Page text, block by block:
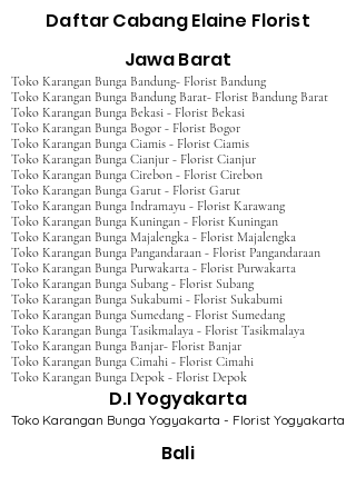
Daftar Cabang Elaine Florist
Jawa Barat
Toko Karangan Bunga Bandung- Florist Bandung
Toko Karangan Bunga Bandung Barat- Florist Bandung Barat
Toko Karangan Bunga Bekasi - Florist Bekasi
Toko Karangan Bunga Bogor - Florist Bogor
Toko Karangan Bunga Ciamis - Florist Ciamis
Toko Karangan Bunga Cianjur - Florist Cianjur
Toko Karangan Bunga Cirebon - Florist Cirebon
Toko Karangan Bunga Garut - Florist Garut
Toko Karangan Bunga Indramayu - Florist Karawang
Toko Karangan Bunga Kuningan - Florist Kuningan
Toko Karangan Bunga Majalengka - Florist Majalengka
Toko Karangan Bunga Pangandaraan - Florist Pangandaraan
Toko Karangan Bunga Purwakarta - Florist Purwakarta
Toko Karangan Bunga Subang - Florist Subang
Toko Karangan Bunga Sukabumi - Florist Sukabumi
Toko Karangan Bunga Sumedang - Florist Sumedang
Toko Karangan Bunga Tasikmalaya - Florist Tasikmalaya
Toko Karangan Bunga Banjar- Florist Banjar
Toko Karangan Bunga Cimahi - Florist Cimahi
Toko Karangan Bunga Depok - Florist Depok
D.I Yogyakarta
Toko Karangan Bunga Yogyakarta - Florist Yogyakarta
Bali